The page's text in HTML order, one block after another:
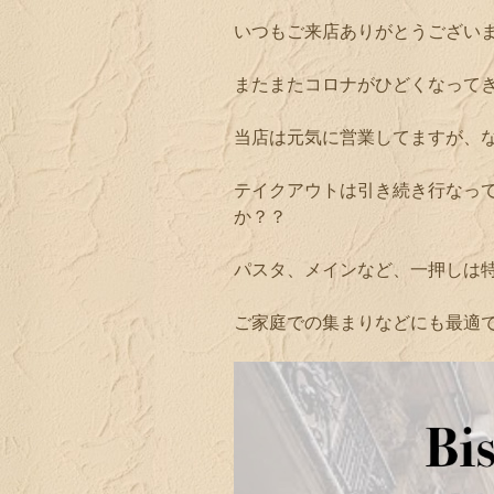
いつもご来店ありがとうござい
またまたコロナがひどくなって
当店は元気に営業してますが、
テイクアウトは引き続き行なっ
か？？
パスタ、メインなど、一押しは
ご家庭での集まりなどにも最適